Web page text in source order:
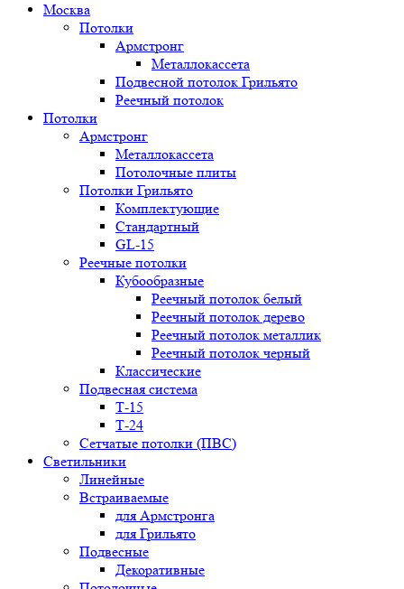
Москва
Потолки
Армстронг
Металлокассета
Подвесной потолок Грильято
Реечный потолок
Потолки
Армстронг
Металлокассета
Потолочные плиты
Потолки Грильято
Комплектующие
Стандартный
GL-15
Реечные потолки
Кубообразные
Реечный потолок белый
Реечный потолок дерево
Реечный потолок металлик
Реечный потолок черный
Классические
Подвесная система
Т-15
Т-24
Сетчатые потолки (ПВС)
Светильники
Линейные
Встраиваемые
для Армстронга
для Грильято
Подвесные
Декоративные